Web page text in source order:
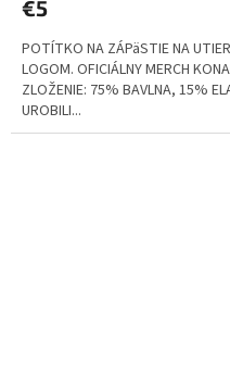
€5
POTÍTKO NA ZÁPäSTIE NA
LOGOM. OFICIÁLNY MERCH
ZLOŽENIE: 75% BAVLNA, 15%
UROBILI...